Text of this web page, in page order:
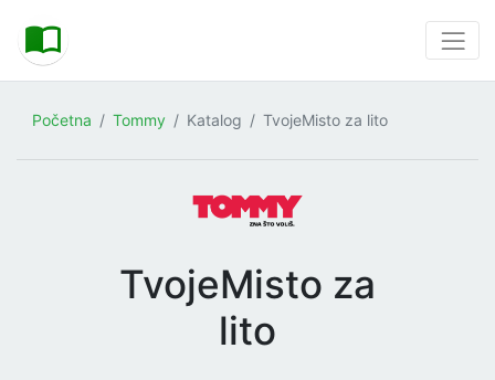
Početna Tommy Katalog TvojeMisto za lito
TvojeMisto za
lito